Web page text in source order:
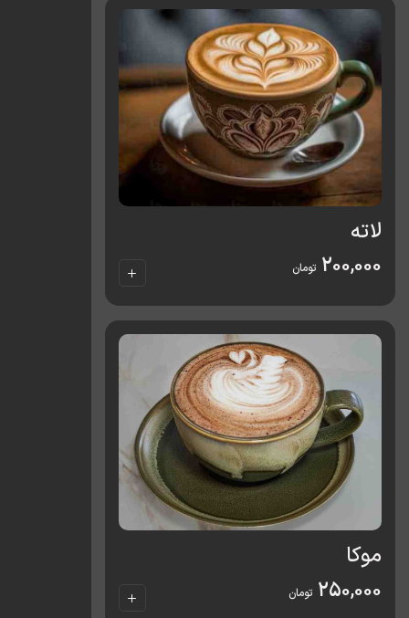
لاته
200,000 تومان
موکا
250,000 تومان